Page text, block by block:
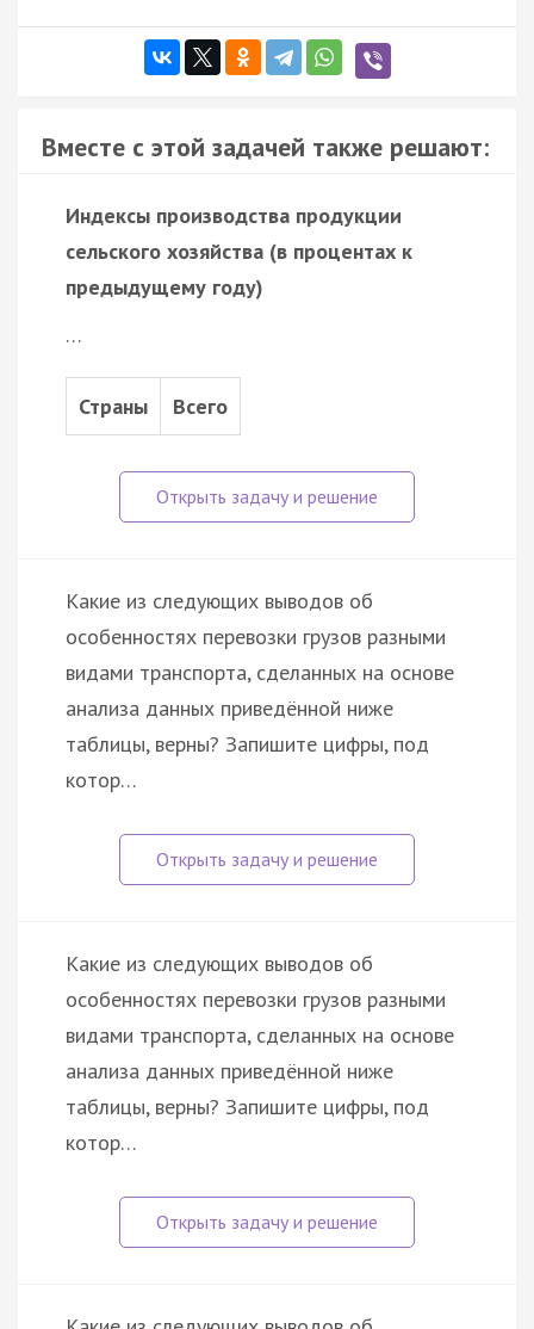
Вместе с этой задачей также решают:
Индексы производства продукции
сельского хозяйства (в процентах к
предыдущему году)
…
Страны Всего
Какие из следующих выводов об
особенностях перевозки грузов разными
видами транспорта, сделанных на основе
анализа данных приведённой ниже
таблицы, верны? Запишите цифры, под
котор…
Какие из следующих выводов об
особенностях перевозки грузов разными
видами транспорта, сделанных на основе
анализа данных приведённой ниже
таблицы, верны? Запишите цифры, под
котор…